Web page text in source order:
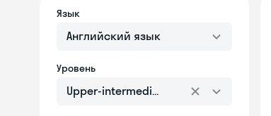
Язык
Английский язык
Уровень
Upper-intermediate